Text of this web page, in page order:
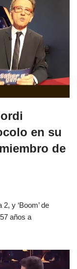
en su
de
y ‘Boom’ de
años a